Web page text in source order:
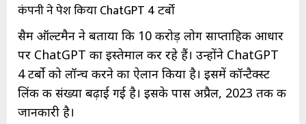
कंपनी ने पेश किया ChatGPT 4 टर्बो
सैम ऑल्टमैन ने बताया कि 10 करोड़ लोग साप्ताहिक आधार
पर ChatGPT का इस्तेमाल कर रहे हैं। उन्होंने ChatGPT
4 टर्बो को लॉन्च करने का ऐलान किया है। इसमें कॉन्टैक्स्ट
लिंक की संख्या बढ़ाई गई है। इसके पास अप्रैल, 2023 तक की
जानकारी है।